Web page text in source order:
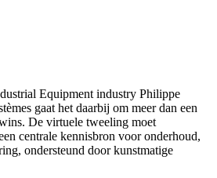
Equipment industry Philippe
gaat het daarbij om meer dan een
De virtuele tweeling moet
centrale kennisbron voor onderhoud,
ondersteund door kunstmatige